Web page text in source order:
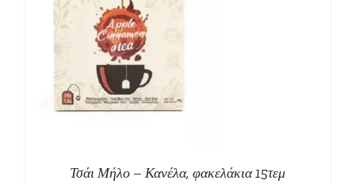
Τσάι Μήλο – Κανέλα, φακελάκια 15τεμ